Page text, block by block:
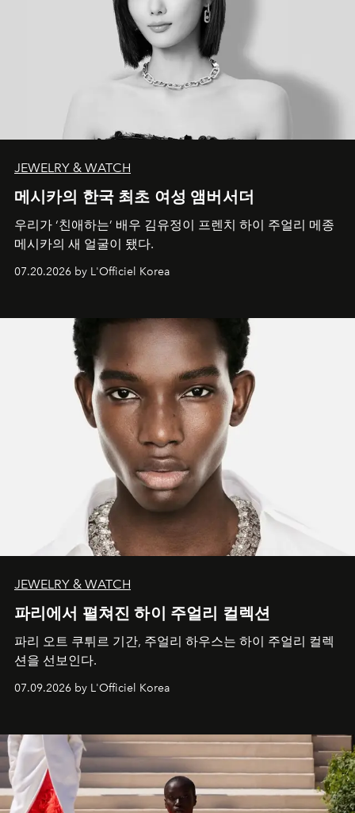
JEWELRY & WATCH
메시카의 한국 최초 여성 앰버서더
우리가 ‘친애하는’ 배우 김유정이 프렌치 하이 주얼리 메종
메시카의 새 얼굴이 됐다.
07.20.2026 by L'Officiel Korea
JEWELRY & WATCH
파리에서 펼쳐진 하이 주얼리 컬렉션
파리 오트 쿠튀르 기간, 주얼리 하우스는 하이 주얼리 컬렉
션을 선보인다.
07.09.2026 by L'Officiel Korea